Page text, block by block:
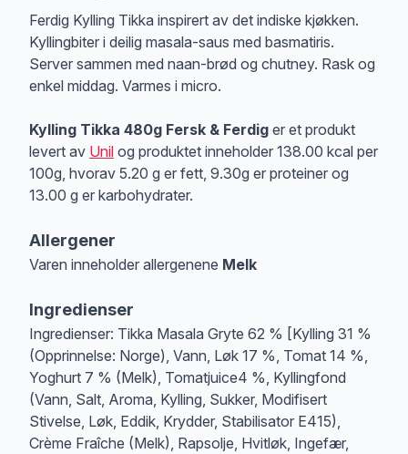
Produktbeskrivelse
Ferdig Kylling Tikka inspirert av det indiske kjøkken.
Kyllingbiter i deilig masala-saus med basmatiris.
Server sammen med naan-brød og chutney. Rask og
enkel middag. Varmes i micro.
Kylling Tikka 480g Fersk & Ferdig er et produkt
levert av Unil og produktet inneholder 138.00 kcal per
100g, hvorav 5.20 g er fett, 9.30g er proteiner og
13.00 g er karbohydrater.
Allergener
Varen inneholder allergenene Melk
Ingredienser
Ingredienser: Tikka Masala Gryte 62 % [Kylling 31 %
(Opprinnelse: Norge), Vann, Løk 17 %, Tomat 14 %,
Yoghurt 7 % (Melk), Tomatjuice4 %, Kyllingfond
(Vann, Salt, Aroma, Kylling, Sukker, Modifisert
Stivelse, Løk, Eddik, Krydder, Stabilisator E415),
Crème Fraîche (Melk), Rapsolje, Hvitløk, Ingefær,